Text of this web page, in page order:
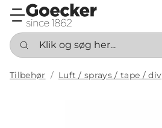
Klik og søg her...
Tilbehør Luft / sprays / tape / div